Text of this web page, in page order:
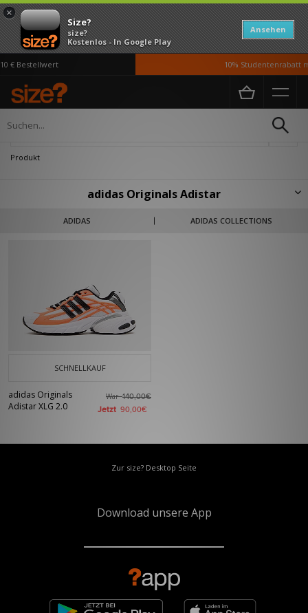
×
Size?
size?
Kostenlos - In Google Play
Ansehen
€ Bestellwert 10% Studentenrabatt
Home Sale | Weiss Adidas Adidas Originals Adistar
Produkt
adidas Originals Adistar
ADIDAS ADIDAS COLLECTIONS
Die Adistar-Linie von adidas prägt seit den 90ern die Laufszene –
innovativ, dynamisch und ihrer Zeit voraus. Mit dem Adistar Control 5 von
SCHNELLKAUF
adidas Originals
Adistar XLG 2.0
War140,00€
Jetzt 90,00€
Zur size? Desktop Seite
Download unsere App